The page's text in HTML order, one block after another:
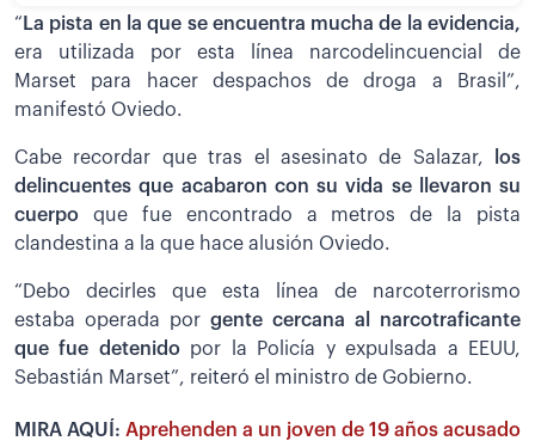
“ La pista en la que se encuentra mucha de la evidencia,
era utilizada por esta línea narcodelincuencial de
Marset para hacer despachos de droga a Brasil”,
manifestó Oviedo.
Cabe recordar que tras el asesinato de Salazar,
los
delincuentes que acabaron con su vida se llevaron su
cuerpo que fue encontrado a metros de la pista
clandestina a la que hace alusión Oviedo.
“Debo decirles que esta línea de narcoterrorismo
estaba operada por gente cercana al narcotraficante
que fue detenido por la Policía y expulsada a EEUU,
Sebastián Marset”, reiteró el ministro de Gobierno.
MIRA AQUÍ: Aprehenden a un joven de 19 años acusado